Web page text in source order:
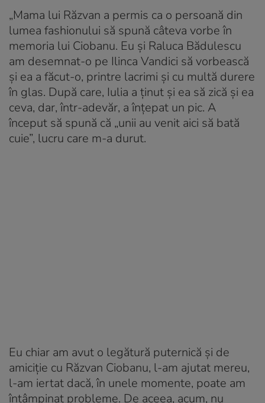
„Mama lui Răzvan a permis ca o persoană din
lumea fashionului să spună câteva vorbe în
memoria lui Ciobanu. Eu și Raluca Bădulescu
am desemnat-o pe Ilinca Vandici să vorbească
și ea a făcut-o, printre lacrimi și cu multă durere
în glas. După care, Iulia a ținut și ea să zică și ea
ceva, dar, într-adevăr, a înțepat un pic. A
început să spună că „unii au venit aici să bată
cuie”, lucru care m-a durut.
Eu chiar am avut o legătură puternică și de
amiciție cu Răzvan Ciobanu, l-am ajutat mereu,
l-am iertat dacă, în unele momente, poate am
întâmpinat probleme. De aceea, acum, nu